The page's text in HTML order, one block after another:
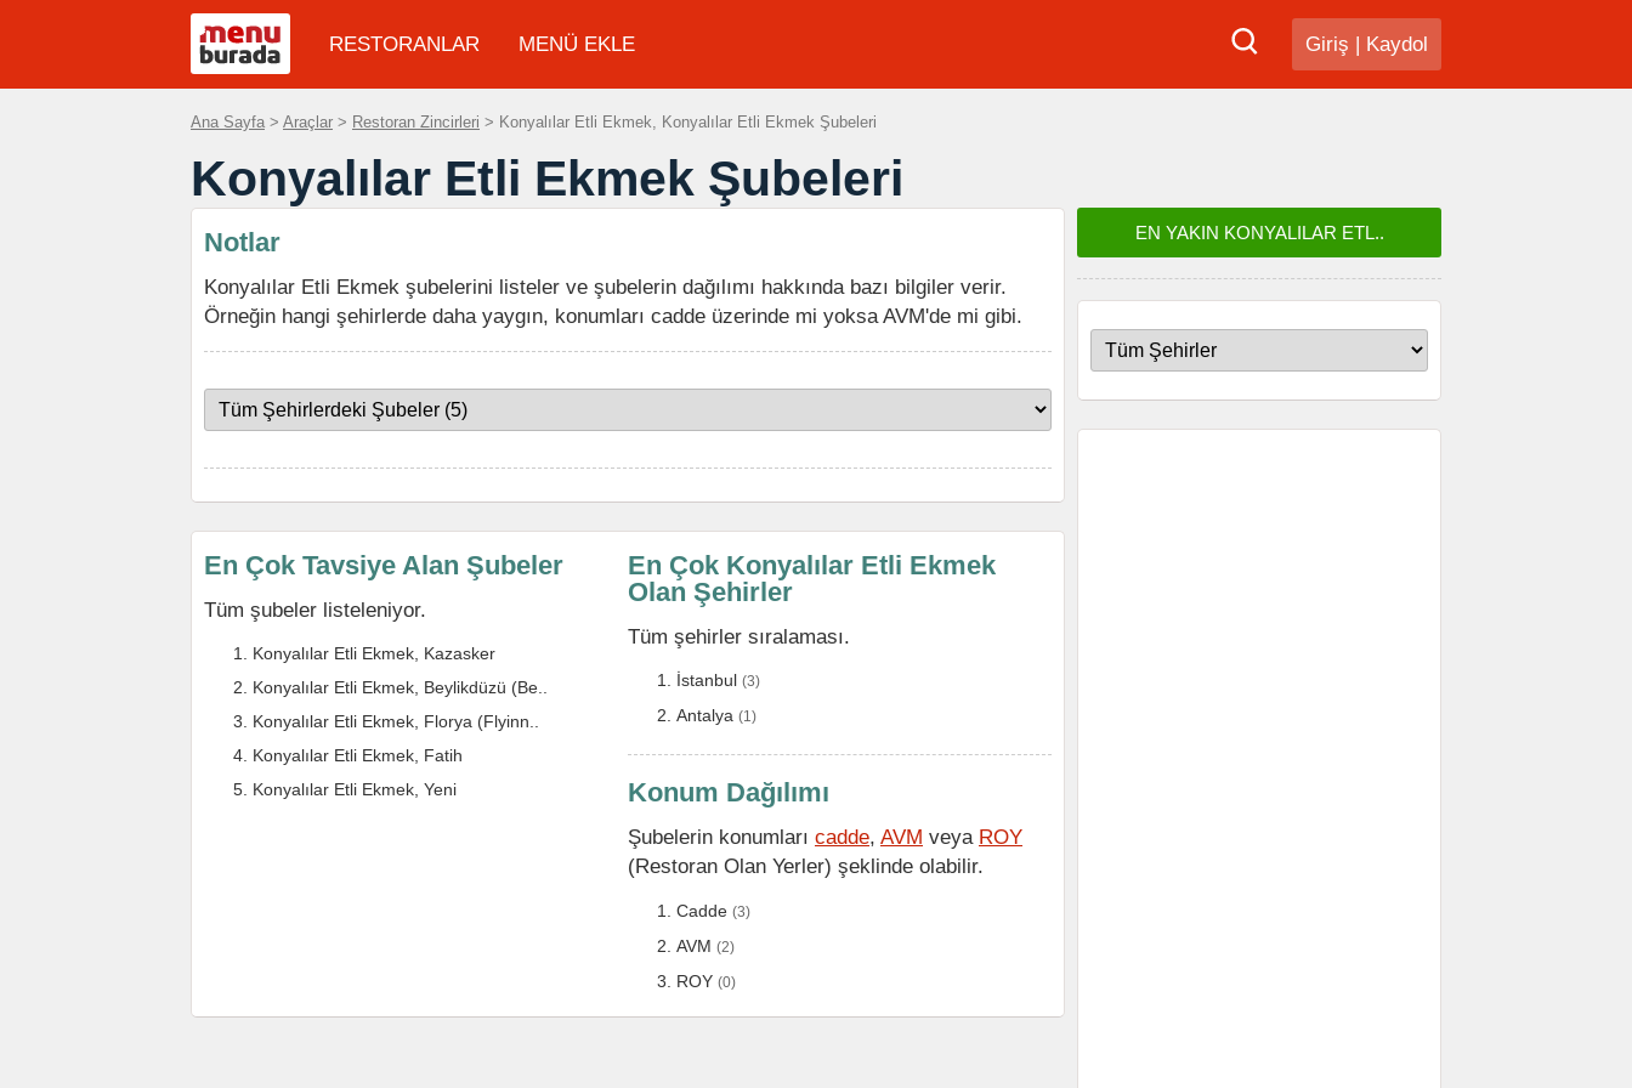
Giriş | Kaydol
RESTORANLAR MENÜ EKLE
Ana Sayfa > Araçlar > Restoran Zincirleri > Konyalılar Etli Ekmek, Konyalılar Etli Ekmek Şubeleri
Konyalılar Etli Ekmek Şubeleri
EN YAKIN KONYALILAR ETL..
Notlar
Konyalılar Etli Ekmek şubelerini listeler ve şubelerin dağılımı hakkında bazı bilgiler verir.
Örneğin hangi şehirlerde daha yaygın, konumları cadde üzerinde mi yoksa AVM'de mi gibi.
En Çok Tavsiye Alan Şubeler
Tüm şubeler listeleniyor.
Konyalılar Etli Ekmek, Kazasker
Konyalılar Etli Ekmek, Beylikdüzü (Be..
Konyalılar Etli Ekmek, Florya (Flyinn..
Konyalılar Etli Ekmek, Fatih
Konyalılar Etli Ekmek, Yeni
En Çok Konyalılar Etli Ekmek
Olan Şehirler
Tüm şehirler sıralaması.
İstanbul (3)
Antalya (1)
Konum Dağılımı
Şubelerin konumları cadde, AVM veya ROY
(Restoran Olan Yerler) şeklinde olabilir.
Cadde (3)
AVM (2)
ROY (0)